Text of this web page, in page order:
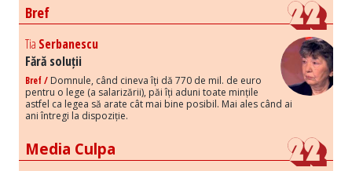
Bref
Tia Serbanescu
Fără soluții
Bref / Domnule, când cineva îți dă 770 de mil. de euro
pentru o lege (a salarizării), păi îți aduni toate mințile
astfel ca legea să arate cât mai bine posibil. Mai ales când ai
ani întregi la dispoziție.
Media Culpa